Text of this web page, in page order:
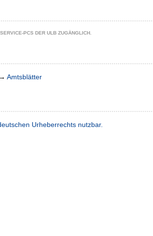
PCS DER ULB ZUGÄNGLICH.
→ Amtsblätter
Urheberrechts nutzbar.